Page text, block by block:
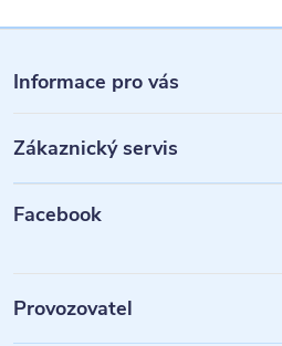
á
p
a
Informace pro vás
Zákaznický servis
Facebook
Provozovatel